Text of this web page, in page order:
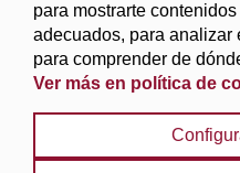
para mostrarte
adecuados, para analizar
para comprender de
Ver más en política de
©2025
Aviso legal y Política de
Protección de datos |